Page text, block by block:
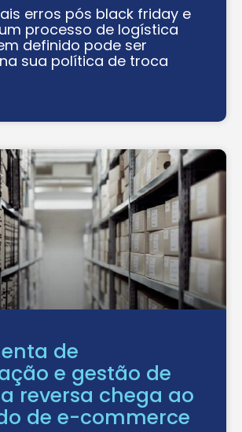
erros pós black friday e
processo de logística
definido pode ser
sua política de troca
de
e gestão de
reversa chega ao
de e-commerce